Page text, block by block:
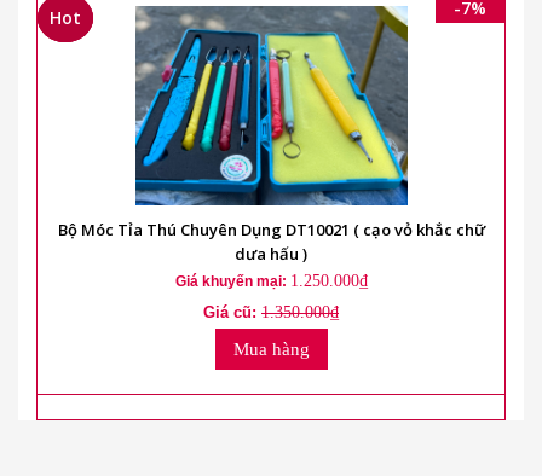
Hot
Hot
Hot -7%
Bộ Móc Tỉa Thú Chuyên Dụng DT10021 ( cạo vỏ khắc chữ
dưa hấu )
Giá khuyến mại: 1.250.000₫
Giá cũ: 1.350.000₫
Mua hàng